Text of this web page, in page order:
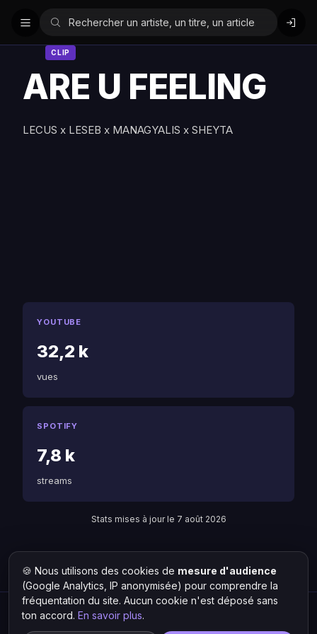
CLIP
ARE U FEELING
LECUS x LESEB x MANAGYALIS x SHEYTA
YOUTUBE
32,2 k
vues
SPOTIFY
7,8 k
streams
Stats mises à jour le 7 août 2026
Retour à LECUS Liste des artistes
Hit Lokal·L'actu rap & musique urbaine
🍪 Nous utilisons des cookies de mesure d'audience
(Google Analytics, IP anonymisée) pour comprendre la
fréquentation du site. Aucun cookie n'est déposé sans
ton accord. En savoir plus.